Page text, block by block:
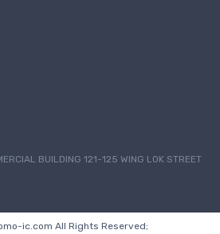
BUILDING 121-125 WING LOK STREET
ic.com All Rights Reserved;